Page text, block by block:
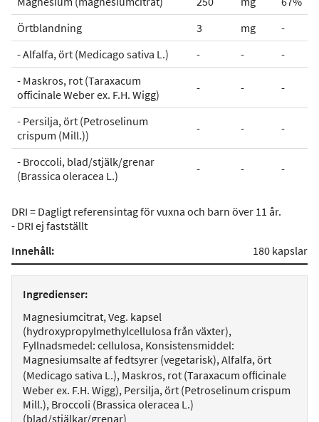
Örtblandning
3 mg
-
- Alfalfa, ört (Medicago sativa L.)
- -
-
- Maskros, rot (Taraxacum
officinale Weber ex. F.H. Wigg)
- - -
- Persilja, ört (Petroselinum
crispum (Mill.))
- - -
- Broccoli, blad/stjälk/grenar
(Brassica oleracea L.)
- - -
DRI = Dagligt referensintag för vuxna och barn över 11 år.
- DRI ej fastställt
Innehåll:
180 kapslar
Ingredienser:
Magnesiumcitrat, Veg. kapsel
(hydroxypropylmethylcellulosa från växter),
Fyllnadsmedel: cellulosa, Konsistensmiddel:
Magnesiumsalte af fedtsyrer (vegetarisk), Alfalfa, ört
(Medicago sativa L.), Maskros, rot (Taraxacum ofﬁcinale
Weber ex. F.H. Wigg), Persilja, ört (Petroselinum crispum
Mill.), Broccoli (Brassica oleracea L.)
(blad/stjälkar/grenar)